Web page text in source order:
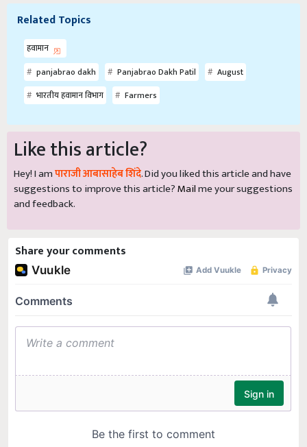
Related Topics
हवामान
panjabrao dakh
Panjabrao Dakh Patil
August
भारतीय हवामान विभाग
Farmers
Like this article?
Hey! I amपाराजी आबासाहेब शिंदे. Did you liked this article and have
suggestions to improve this article?Mailme your suggestions
and feedback.
Share your comments